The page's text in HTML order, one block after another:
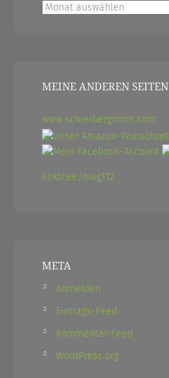
Archiv
MEINE ANDEREN SEITEN
www.schreibergrimm.com
linktr.ee/mag112
META
Anmelden
Eintrags-Feed
Kommentar-Feed
WordPress.org